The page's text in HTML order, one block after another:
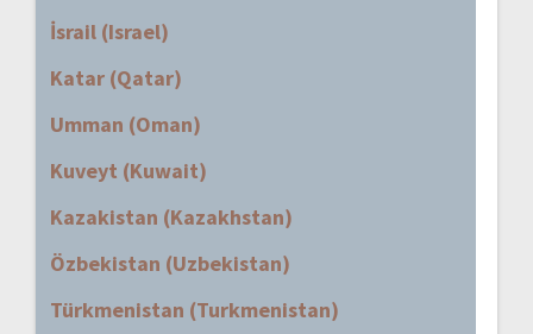
İsrail (Israel)
Katar (Qatar)
Umman (Oman)
Kuveyt (Kuwait)
Kazakistan (Kazakhstan)
Özbekistan (Uzbekistan)
Türkmenistan (Turkmenistan)